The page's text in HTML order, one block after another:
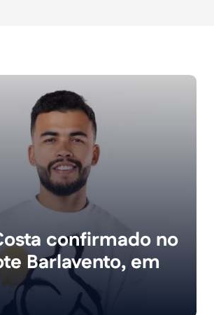
confirmado no
Barlavento, em